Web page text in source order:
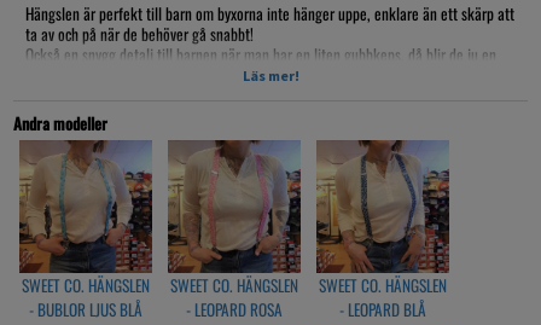
Hängslen är perfekt till barn om byxorna inte hänger uppe, enklare än ett skärp att
ta av och på när de behöver gå snabbt!
Också en snygg detalj till barnen när man har en liten gubbkeps, då blir de ju en
Dessa hänslen fungerar på både barn och vuxen, de går att korta av till barn!
Artikelnr: HHÄ118014
Läs mer!
Andra modeller
SWEET CO. HÄNGSLEN
- BUBLOR LJUS BLÅ
SWEET CO. HÄNGSLEN
- LEOPARD ROSA
SWEET CO. HÄNGSLEN
- LEOPARD BLÅ